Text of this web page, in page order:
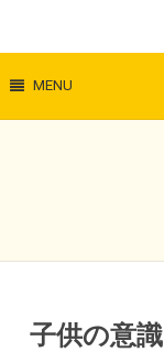
MENU
子供の意